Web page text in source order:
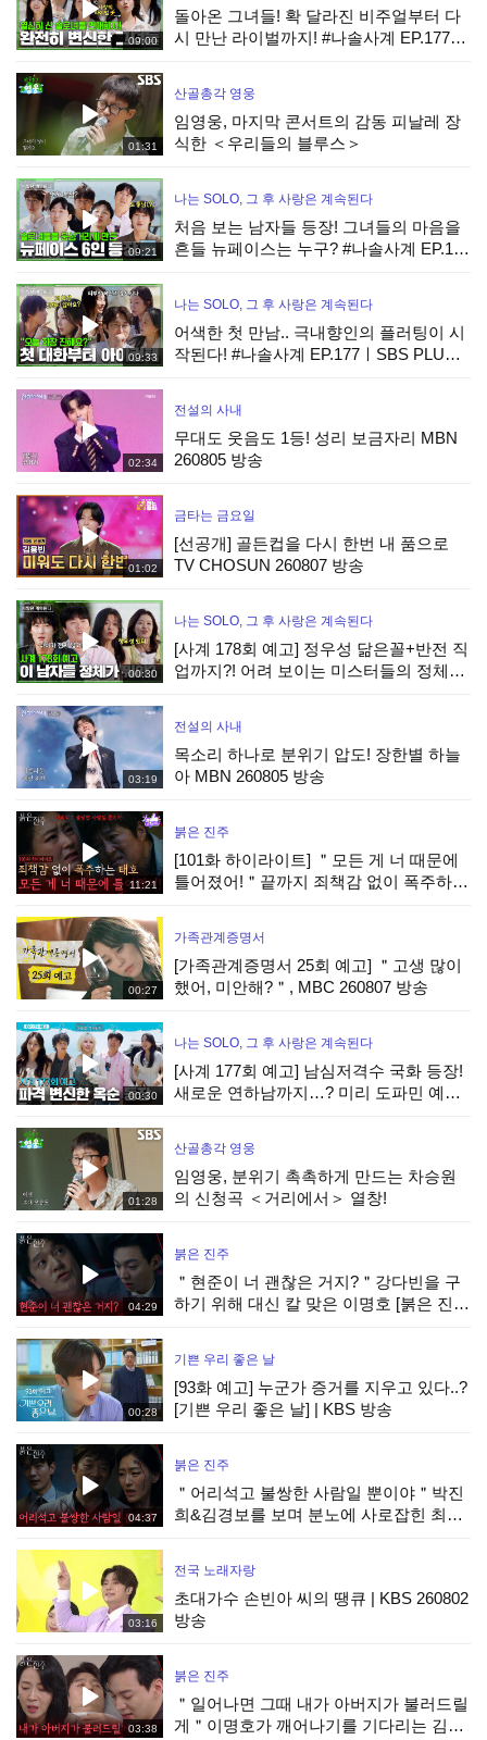
09:00
돌아온 그녀들! 확 달라진 비주얼부터 다
시 만난 라이벌까지! #나솔사계 EP.177ㅣ
01:31
산골총각 영웅
임영웅, 마지막 콘서트의 감동 피날레 장
식한 ＜우리들의 블루스＞
09:21
나는 SOLO, 그 후 사랑은 계속된다
처음 보는 남자들 등장! 그녀들의 마음을
흔들 뉴페이스는 누구? #나솔사계 EP.177
09:33
나는 SOLO, 그 후 사랑은 계속된다
어색한 첫 만남.. 극내향인의 플러팅이 시
작된다! #나솔사계 EP.177ㅣSBS PLUS X
02:34
전설의 사내
무대도 웃음도 1등! 성리 보금자리 MBN
260805 방송
01:02
금타는 금요일
[선공개] 골든컵을 다시 한번 내 품으로
TV CHOSUN 260807 방송
00:30
나는 SOLO, 그 후 사랑은 계속된다
[사계 178회 예고] 정우성 닮은꼴+반전 직
업까지?! 어려 보이는 미스터들의 정체
03:19
전설의 사내
목소리 하나로 분위기 압도! 장한별 하늘
아 MBN 260805 방송
11:21
붉은 진주
[101화 하이라이트] ＂모든 게 너 때문에
틀어졌어!＂끝까지 죄책감 없이 폭주하는
00:27
가족관계증명서
[가족관계증명서 25회 예고] ＂고생 많이
했어, 미안해?＂, MBC 260807 방송
00:30
나는 SOLO, 그 후 사랑은 계속된다
[사계 177회 예고] 남심저격수 국화 등장!
새로운 연하남까지…? 미리 도파민 예약!
01:28
산골총각 영웅
임영웅, 분위기 촉촉하게 만드는 차승원
의 신청곡 ＜거리에서＞ 열창!
04:29
붉은 진주
＂현준이 너 괜찮은 거지?＂강다빈을 구
하기 위해 대신 칼 맞은 이명호 [붉은 진
00:28
기쁜 우리 좋은 날
[93화 예고] 누군가 증거를 지우고 있다..?
[기쁜 우리 좋은 날] | KBS 방송
04:37
붉은 진주
＂어리석고 불쌍한 사람일 뿐이야＂박진
희&김경보를 보며 분노에 사로잡힌 최재
03:16
전국 노래자랑
초대가수 손빈아 씨의 땡큐 | KBS 260802
방송
03:38
붉은 진주
＂일어나면 그때 내가 아버지가 불러드릴
게＂이명호가 깨어나기를 기다리는 김희